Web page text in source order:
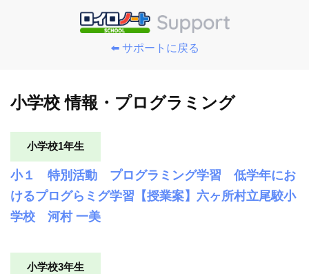
⬅️ サポートに戻る
小学校 情報・プログラミング
小学校1年生
小１ 特別活動 プログラミング学習 低学年にお
けるプログらミグ学習【授業案】六ヶ所村立尾駮小
学校 河村 一美
小学校3年生